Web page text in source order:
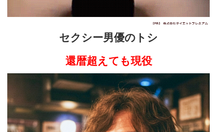
セクシー男優のトシ
還暦超えても現役